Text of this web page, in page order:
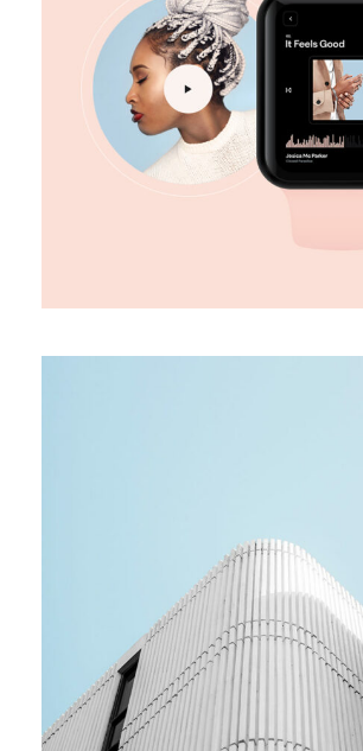
DESIGN
Digital marketing
MEDIA
Team building